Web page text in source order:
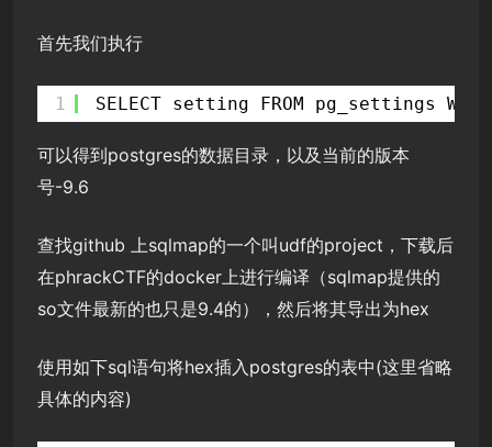
首先我们执行
1 SELECT setting FROM pg_settings
可以得到postgres的数据目录，以及当前的版本
号-9.6
查找github 上sqlmap的一个叫udf的project，下载后
在phrackCTF的docker上进行编译（sqlmap提供的
so文件最新的也只是9.4的），然后将其导出为hex
使用如下sql语句将hex插入postgres的表中(这里省略
具体的内容)